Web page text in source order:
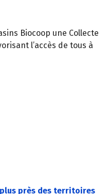
Biocoop une Collecte
l’accès de tous à
près des territoires